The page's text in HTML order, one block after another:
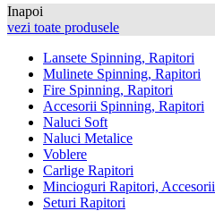
Inapoi
vezi toate produsele
Lansete Spinning, Rapitori
Mulinete Spinning, Rapitori
Fire Spinning, Rapitori
Accesorii Spinning, Rapitori
Naluci Soft
Naluci Metalice
Voblere
Carlige Rapitori
Mincioguri Rapitori, Accesorii
Seturi Rapitori